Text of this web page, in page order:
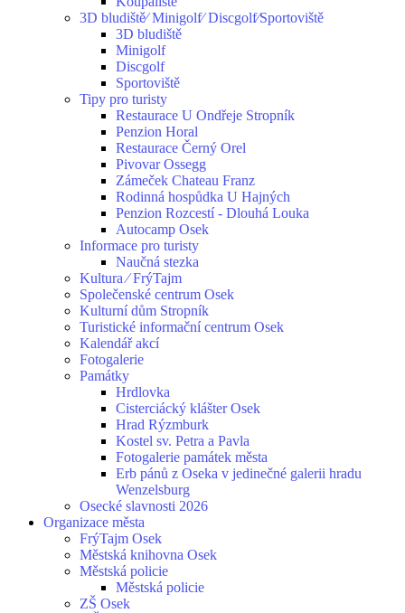
3D bludiště⁄ Minigolf⁄ Discgolf⁄Sportoviště
3D bludiště
Minigolf
Discgolf
Sportoviště
Tipy pro turisty
Restaurace U Ondřeje Stropník
Penzion Horal
Restaurace Černý Orel
Pivovar Ossegg
Zámeček Chateau Franz
Rodinná hospůdka U Hajných
Penzion Rozcestí - Dlouhá Louka
Autocamp Osek
Informace pro turisty
Naučná stezka
Kultura ⁄ FrýTajm
Společenské centrum Osek
Kulturní dům Stropník
Turistické informační centrum Osek
Kalendář akcí
Fotogalerie
Památky
Hrdlovka
Cisterciácký klášter Osek
Hrad Rýzmburk
Kostel sv. Petra a Pavla
Fotogalerie památek města
Erb pánů z Oseka v jedinečné galerii hradu
Wenzelsburg
Osecké slavnosti 2026
Organizace města
FrýTajm Osek
Městská knihovna Osek
Městská policie
Městská policie
ZŠ Osek